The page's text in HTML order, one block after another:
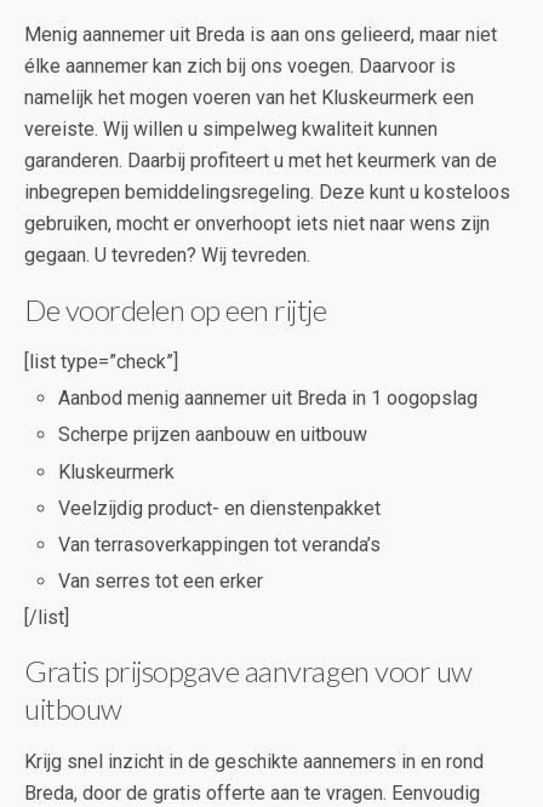
Menig aannemer uit Breda is aan ons gelieerd, maar niet
élke aannemer kan zich bij ons voegen. Daarvoor is
namelijk het mogen voeren van het Kluskeurmerk een
vereiste. Wij willen u simpelweg kwaliteit kunnen
garanderen. Daarbij profiteert u met het keurmerk van de
inbegrepen bemiddelingsregeling. Deze kunt u kosteloos
gebruiken, mocht er onverhoopt iets niet naar wens zijn
gegaan. U tevreden? Wij tevreden.
De voordelen op een rijtje
[list type=”check”]
Aanbod menig aannemer uit Breda in 1 oogopslag
Scherpe prijzen aanbouw en uitbouw
Kluskeurmerk
Veelzijdig product- en dienstenpakket
Van terrasoverkappingen tot veranda’s
Van serres tot een erker
[/list]
Gratis prijsopgave aanvragen voor uw
uitbouw
Krijg snel inzicht in de geschikte aannemers in en rond
Breda, door de gratis offerte aan te vragen. Eenvoudig